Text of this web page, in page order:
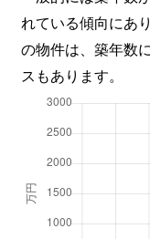
れている傾向にあ
の物件は、築年数
スもあります。